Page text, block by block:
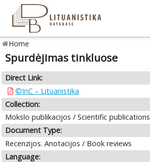
Home
Spurdėjimas tinkluose
Direct Link:
©InC – Lituanistika
Collection:
Mokslo publikacijos / Scientific publications
Document Type:
Recenzijos. Anotacijos / Book reviews
Language: